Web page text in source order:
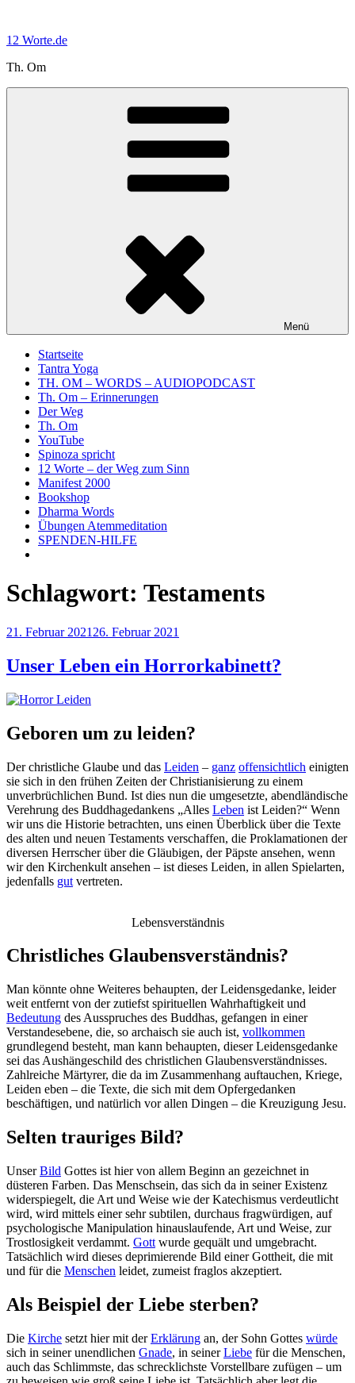
springen
12 Worte.de
Th. Om
Menü
Startseite
Tantra Yoga
TH. OM – WORDS – AUDIOPODCAST
Th. Om – Erinnerungen
Der Weg
Th. Om
YouTube
Spinoza spricht
12 Worte – der Weg zum Sinn
Manifest 2000
Bookshop
Dharma Words
Übungen Atemmeditation
SPENDEN-HILFE
Schlagwort: Testaments
Veröffentlicht
21. Februar 2021 26. Februar 2021
Unser Leben ein Horrorkabinett?
Geboren um zu leiden?
Der christliche Glaube und das Leiden – ganz offensichtlich einigten
sie sich in den frühen Zeiten der Christianisierung zu einem
unverbrüchlichen Bund. Ist dies nun die umgesetzte, abendländische
Verehrung des Buddhagedankens „Alles Leben ist Leiden?“ Wenn
wir uns die Historie betrachten, uns einen Überblick über die Texte
des alten und neuen Testaments verschaffen, die Proklamationen der
diversen Herrscher über die Gläubigen, der Päpste ansehen, wenn
wir den Kirchenkult ansehen – ist dieses Leiden, in allen Spielarten,
jedenfalls gut vertreten.
Lebensverständnis
Christliches Glaubensverständnis?
Man könnte ohne Weiteres behaupten, der Leidensgedanke, leider
weit entfernt von der zutiefst spirituellen Wahrhaftigkeit und
Bedeutung des Ausspruches des Buddhas, gefangen in einer
Verstandesebene, die, so archaisch sie auch ist, vollkommen
grundlegend besteht, man kann behaupten, dieser Leidensgedanke
sei das Aushängeschild des christlichen Glaubensverständnisses.
Zahlreiche Märtyrer, die da im Zusammenhang auftauchen, Kriege,
Leiden eben – die Texte, die sich mit dem Opfergedanken
beschäftigen, und natürlich vor allen Dingen – die Kreuzigung Jesu.
Selten trauriges Bild?
UnserBild Gottes ist hier von allem Beginn an gezeichnet in
düsteren Farben. Das Menschsein, das sich da in seiner Existenz
widerspiegelt, die Art und Weise wie der Katechismus verdeutlicht
wird, wird mittels einer sehr subtilen, durchaus fragwürdigen, auf
psychologische Manipulation hinauslaufende, Art und Weise, zur
Trostlosigkeit verdammt. Gott wurde gequält und umgebracht.
Tatsächlich wird dieses deprimierende Bild einer Gottheit, die mit
und für die Menschen leidet, zumeist fraglos akzeptiert.
Als Beispiel der Liebe sterben?
Die Kirche setzt hier mit derErklärung an, der Sohn Gottes würde
sich in seiner unendlichen Gnade, in seinerLiebe für die Menschen,
auch das Schlimmste, das schrecklichste Vorstellbare zufügen – um